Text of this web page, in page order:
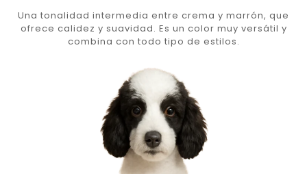
Una tonalidad intermedia entre crema y marrón, que
ofrece calidez y suavidad. Es un color muy versátil y
combina con todo tipo de estilos.